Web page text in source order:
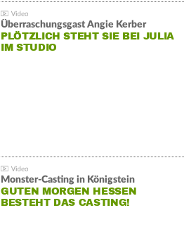
Überraschungsgast Angie Kerber
PLÖTZLICH STEHT SIE BEI JULIA
IM STUDIO
Monster-Casting in Königstein
GUTEN MORGEN HESSEN
BESTEHT DAS CASTING!